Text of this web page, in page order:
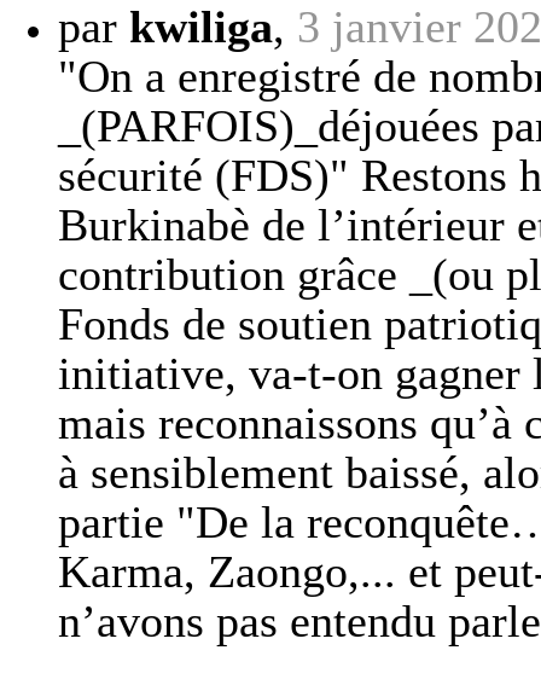
par kwiliga, 3 janvier
"On a enregistré de
_(PARFOIS)_déjouées
sécurité (FDS)" Restons
Burkinabè de l’intérieur
contribution grâce _(ou
Fonds de soutien
initiative, va-t-on gagner
mais reconnaissons qu’à
à sensiblement baissé,
partie "De la
Karma, Zaongo,... et
n’avons pas entendu